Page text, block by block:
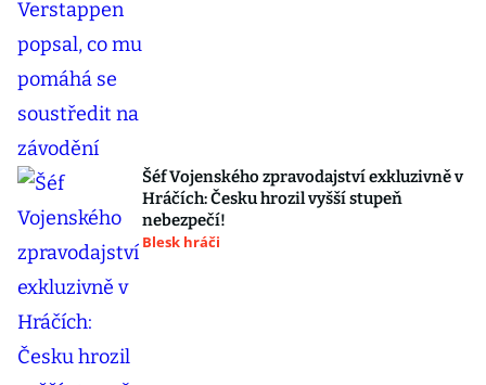
Šéf Vojenského zpravodajství exkluzivně v
Hráčích: Česku hrozil vyšší stupeň
nebezpečí!
Blesk hráči